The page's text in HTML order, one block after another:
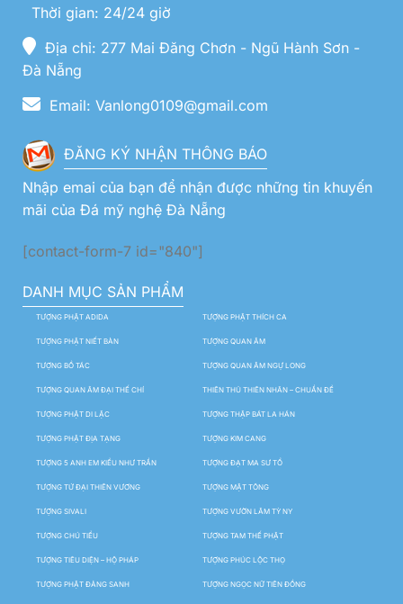
Thời gian: 24/24 giờ
Địa chỉ: 277 Mai Đăng Chơn - Ngũ Hành Sơn -
Đà Nẵng
Email: Vanlong0109@gmail.com
ĐĂNG KÝ NHẬN THÔNG BÁO
Nhập emai của bạn để nhận được những tin khuyến
mãi của Đá mỹ nghệ Đà Nẵng
[contact-form-7 id="840"]
DANH MỤC SẢN PHẨM
TƯỢNG PHẬT ADIDA TƯỢNG PHẬT THÍCH CA
TƯỢNG PHẬT NIẾT BÀN TƯỢNG QUAN ÂM
TƯỢNG BỒ TÁC TƯỢNG QUAN ÂM NGỰ LONG
TƯỢNG QUAN ÂM ĐẠI THẾ CHÍ THIÊN THỦ THIÊN NHÃN – CHUẨN ĐỀ
TƯỢNG PHẬT DI LẶC TƯỢNG THẬP BÁT LA HÁN
TƯỢNG PHẬT ĐỊA TẠNG TƯỢNG KIM CANG
TƯỢNG 5 ANH EM KIỀU NHƯ TRẦN TƯỢNG ĐẠT MA SƯ TỔ
TƯỢNG TỨ ĐẠI THIÊN VƯƠNG TƯỢNG MẬT TÔNG
TƯỢNG SIVALI TƯỢNG VƯỜN LÂM TỲ NY
TƯỢNG CHÚ TIỂU TƯỢNG TAM THẾ PHẬT
TƯỢNG TIÊU DIỆN – HỘ PHÁP TƯỢNG PHÚC LỘC THỌ
TƯỢNG PHẬT ĐẢNG SANH TƯỢNG NGỌC NỮ TIÊN ĐỒNG